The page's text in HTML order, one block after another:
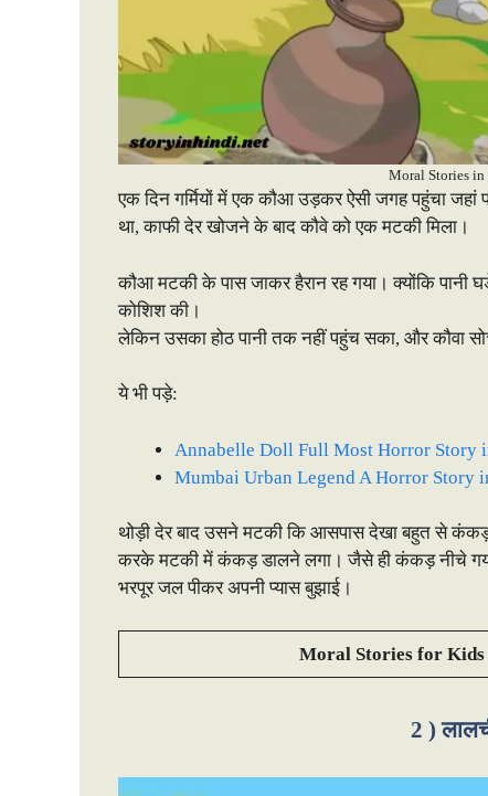
Moral Stories
एक दिन गर्मियों में एक कौआ उड़कर ऐसी जगह पहुंचा जहां
था, काफी देर खोजने के बाद कौवे को एक मटकी मिला।
कौआ मटकी के पास जाकर हैरान रह गया। क्योंकि पानी
कोशिश की।
लेकिन उसका होठ पानी तक नहीं पहुंच सका, और कौवा
ये भी पड़े:
Annabelle Doll Full Most Horror Story
Mumbai Urban Legend A Horror Story
थोड़ी देर बाद उसने मटकी कि आसपास देखा बहुत से
करके मटकी में कंकड़ डालने लगा। जैसे ही कंकड़ नीचे
भरपूर जल पीकर अपनी प्यास बुझाई।
Moral Stories for Kids –
2 )